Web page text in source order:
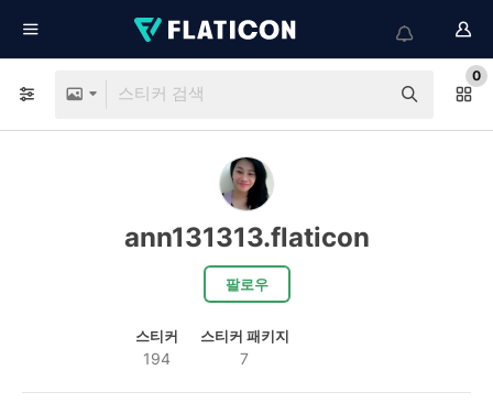
0
ann131313.flaticon
팔로우
스티커
194
스티커 패키지
7